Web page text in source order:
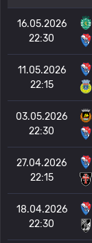
16.05.2026
22:30
11.05.2026
22:15
03.05.2026
22:30
27.04.2026
22:15
18.04.2026
22:30